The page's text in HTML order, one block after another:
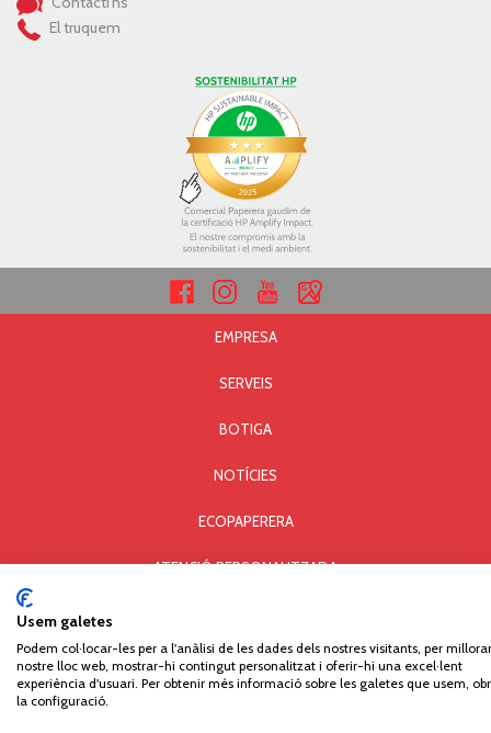
El truquem
EMPRESA
SERVEIS
BOTIGA
NOTÍCIES
ECOPAPERERA
ATENCIÓ PERSONALITZADA
POLÍTICA DE COOKIES
Comercial Paperera i Materials d'Oficina, S.L. © Copyright - All rights reserved. Carrer Can
Usem galetes
Podem col·locar-les per a l'anàlisi de les dades dels nostres visitants, per
nostre lloc web, mostrar-hi contingut personalitzat i oferir-hi una excel·lent
experiència d'usuari. Per obtenir més informació sobre les galetes que usem,
la configuració.